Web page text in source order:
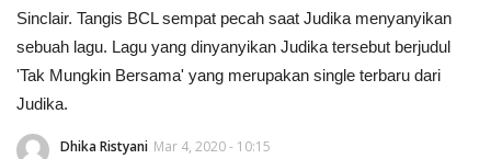
Sinclair. Tangis BCL sempat pecah saat Judika menyanyikan
sebuah lagu. Lagu yang dinyanyikan Judika tersebut berjudul
'Tak Mungkin Bersama' yang merupakan single terbaru dari
Judika.
Dhika Ristyani Mar 4, 2020 - 10:15